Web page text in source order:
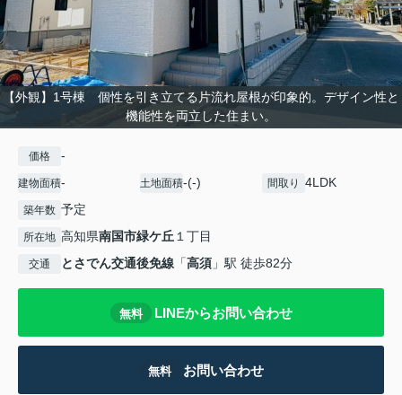
【外観】1号棟 個性を引き立てる片流れ屋根が印象的。デザイン性と
機能性を両立した住まい。
価格 -
建物面積- 土地面積-(-) 間取り 4LDK
築年数 予定
所在地 高知県南国市緑ケ丘１丁目
交通 とさでん交通後免線 「高須 」駅 徒歩82分
無料 LINEからお問い合わせ
無料 お問い合わせ